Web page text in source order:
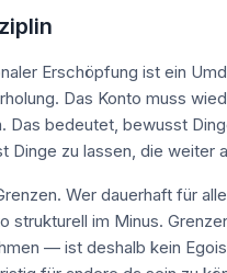
Erschöpfung ist ein
Das Konto muss
Das bedeutet, bewusst
zu lassen, die weiter
Wer dauerhaft für
strukturell im Minus.
— ist deshalb kein